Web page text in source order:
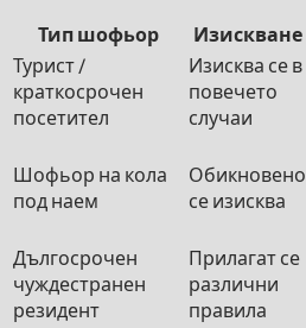
Тип шофьор Изискване
Турист /
краткосрочен
посетител
Изисква се в
повечето
случаи
Шофьор на кола
под наем
Обикновено
се изисква
Дългосрочен
чуждестранен
резидент
Прилагат се
различни
правила